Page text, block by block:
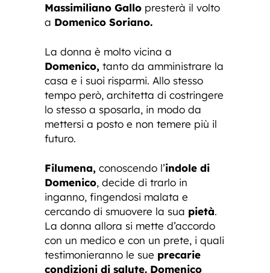
Massimiliano Gallo presterà il volto
a Domenico Soriano.
La donna è molto vicina a
Domenico, tanto da amministrare la
casa e i suoi risparmi. Allo stesso
tempo però, architetta di costringere
lo stesso a sposarla, in modo da
mettersi a posto e non temere più il
futuro.
Filumena, conoscendo l’indole di
Domenico, decide di trarlo in
inganno, fingendosi malata e
cercando di smuovere la sua pietà.
La donna allora si mette d’accordo
con un medico e con un prete, i quali
testimonieranno le sue precarie
condizioni di salute. Domenico